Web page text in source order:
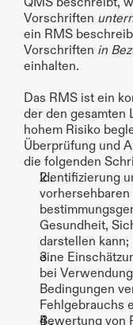
Vorschriften
ein RMS
Vorschriften in
einhalten.
Das RMS ist ein
der den gesamten
hohem Risiko
Überprüfung und
die folgenden
Identifizierung
vorhersehbaren
Gesundheit,
darstellen kann;
eine
bei
Bedingungen
Fehlgebrauchs
Bewertung von